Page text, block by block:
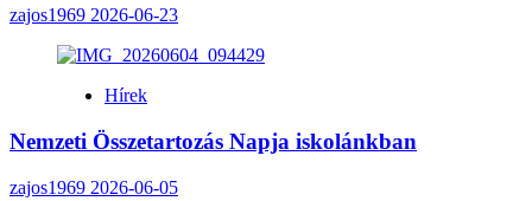
zajos1969 2026-06-23
Hírek
Nemzeti Összetartozás Napja iskolánkban
zajos1969 2026-06-05